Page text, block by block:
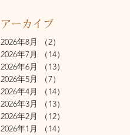
アーカイブ
2026年8月
（2）
2026年7月
（14）
2026年6月
（13）
2026年5月
（7）
2026年4月
（14）
2026年3月
（13）
2026年2月
（12）
2026年1月
（14）